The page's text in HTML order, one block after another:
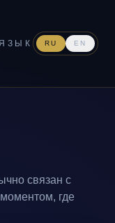
RU EN
связан с
где